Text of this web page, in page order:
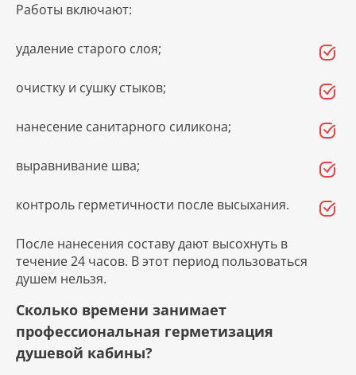
Работы включают:
удаление старого слоя;
очистку и сушку стыков;
нанесение санитарного силикона;
выравнивание шва;
контроль герметичности после высыхания.
После нанесения составу дают высохнуть в
течение 24 часов. В этот период пользоваться
душем нельзя.
Сколько времени занимает
профессиональная герметизация
душевой кабины?